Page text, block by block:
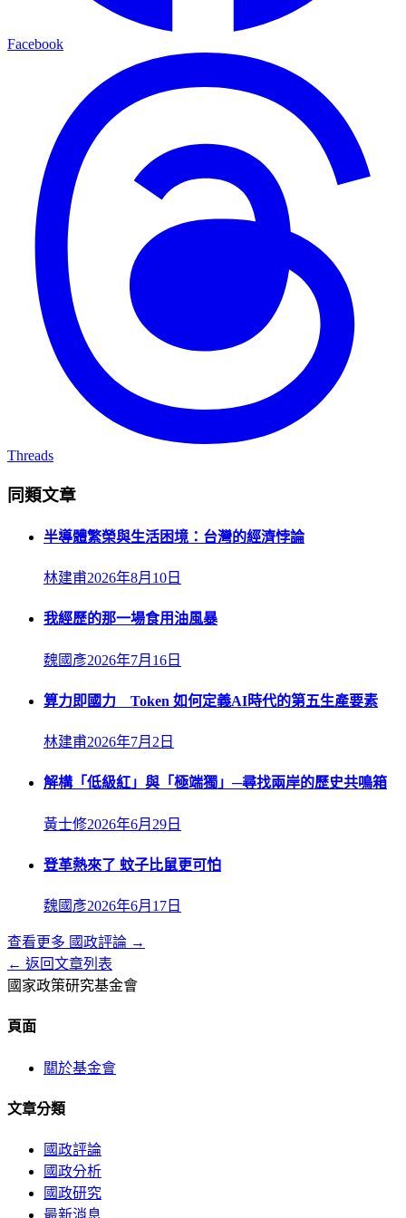
Facebook
Threads
同類文章
半導體繁榮與生活困境：台灣的經濟悖論
林建甫2026年8月10日
我經歷的那一場食用油風暴
魏國彥2026年7月16日
算力即國力 Token 如何定義AI時代的第五生產要素
林建甫2026年7月2日
解構「低級紅」與「極端獨」─尋找兩岸的歷史共鳴箱
黃士修2026年6月29日
登革熱來了 蚊子比鼠更可怕
魏國彥2026年6月17日
查看更多 國政評論 →
← 返回文章列表
國家政策研究基金會
頁面
關於基金會
文章分類
國政評論
國政分析
國政研究